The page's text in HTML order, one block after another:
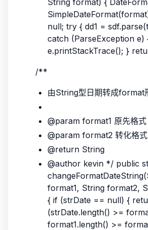
String format) {
null; try { dd1 =
catch (ParseException e)
e.printStackTrace(); }
/**
由String型日期转成format
@param format1 原先格式
@param format2 转化格式
@return String
@author kevin */ public
format1, String format2,
{ if (strDate == null) {
(strDate.length() >=
format1.length() >=